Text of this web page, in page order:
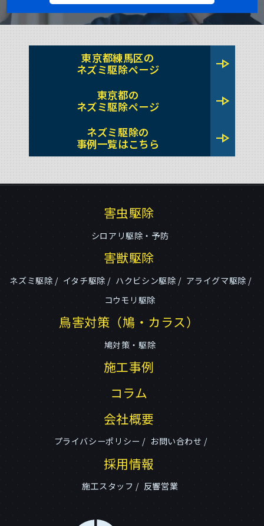
東京都練馬区の
ネズミ駆除ページ
line_end_arrow
東京都の
ネズミ駆除ページ
line_end_arrow
ネズミ駆除の
事例一覧はこちら
line_end_arrow
害虫駆除
シロアリ駆除・予防
害獣駆除
ネズミ駆除 イタチ駆除 ハクビシン駆除
アライグマ駆除
コウモリ駆除
鳥害対策（鳩・カラス）
鳩対策・駆除
施工事例
コラム
会社概要
プライバシーポリシー お問い合わせ
採用情報
施工スタッフ 反響営業